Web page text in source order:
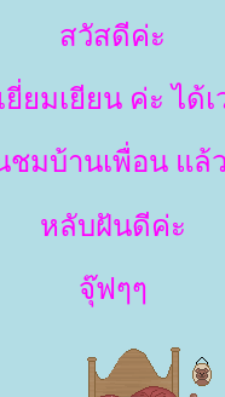
สวัสดีค่ะ
ยี่ยมเยียน ค่ะ ได้เ
ชมบ้านเพื่อน แล้
หลับฝันดีค่ะ
จุ๊ฟๆๆ